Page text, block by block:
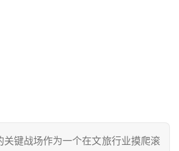
关键战场作为一个在文旅行业摸爬滚